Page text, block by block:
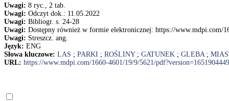
Uwagi: 8 ryc., 2 tab.
Uwagi: Odczyt dok.: 11.05.2022
Uwagi: Bibliogr. s. 24-28
Uwagi: Dostępny również w formie elektronicznej: https://www.mdpi.com/
Uwagi: Streszcz. ang.
Język: ENG
Słowa kluczowe: LAS ; PARKI ; ROŚLINY; GATUNEK ; GLEBA;
URL: https://www.mdpi.com/1660-4601/19/9/5621/pdf?version=1651904449